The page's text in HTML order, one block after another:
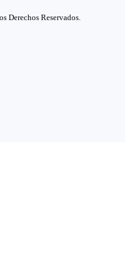
Derechos Reservados.